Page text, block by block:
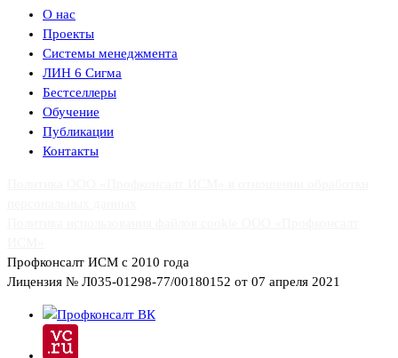
О нас
Проекты
Системы менеджмента
ЛИН 6 Сигма
Бестселлеры
Обучение
Публикации
Контакты
Профконсалт ИСМ с 2010 года
Лицензия № Л035-01298-77/00180152 от 07 апреля 2021